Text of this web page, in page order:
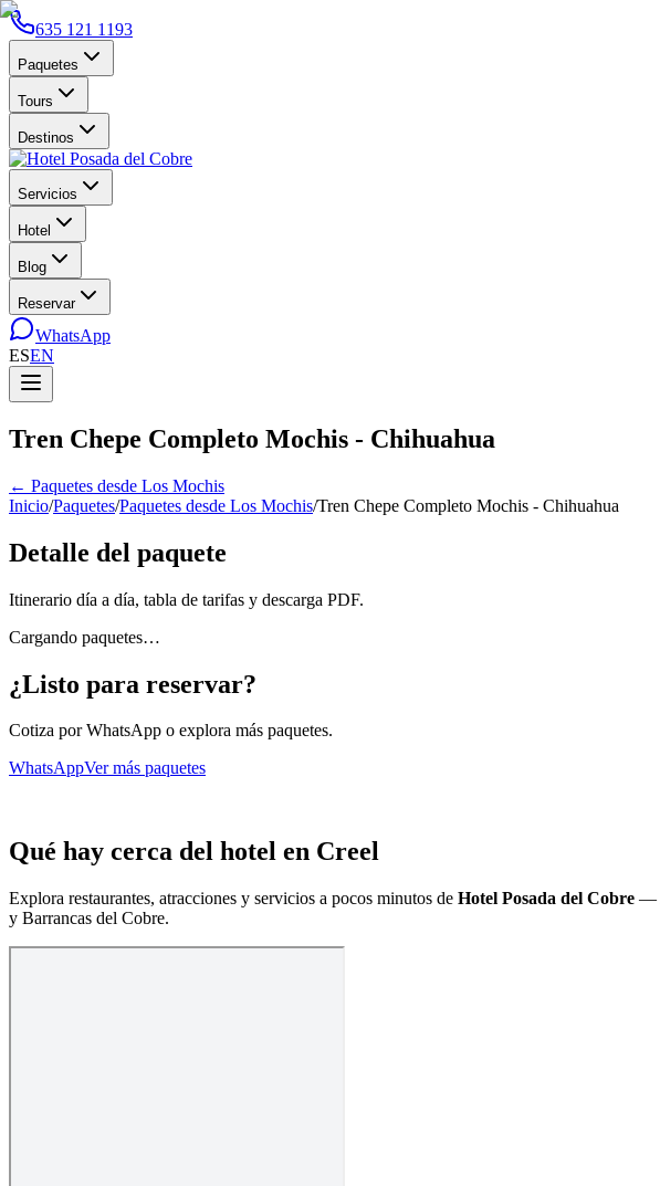
635 121 1193
Paquetes
Tours
Destinos
Servicios
Hotel
Blog
Reservar
WhatsApp
ESEN
Tren Chepe Completo Mochis - Chihuahua
← Paquetes desde Los Mochis
Inicio/Paquetes/Paquetes desde Los Mochis/Tren Chepe Completo Mochis - Chihuahua
Detalle del paquete
Itinerario día a día, tabla de tarifas y descarga PDF.
Cargando paquetes…
¿Listo para reservar?
Cotiza por WhatsApp o explora más paquetes.
WhatsAppVer más paquetes
Qué hay cerca del hotel en Creel
Explora restaurantes, atracciones y servicios a pocos minutos de Hotel Posada del Cobre —
y Barrancas del Cobre.